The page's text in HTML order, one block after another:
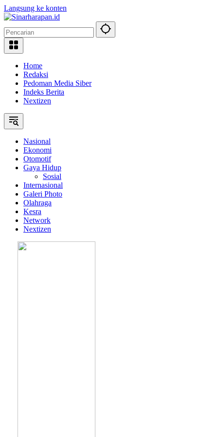
Langsung ke konten
Home
Redaksi
Pedoman Media Siber
Indeks Berita
Nextizen
Nasional
Ekonomi
Otomotif
Gaya Hidup
Sosial
Internasional
Galeri Photo
Olahraga
Kesra
Network
Nextizen